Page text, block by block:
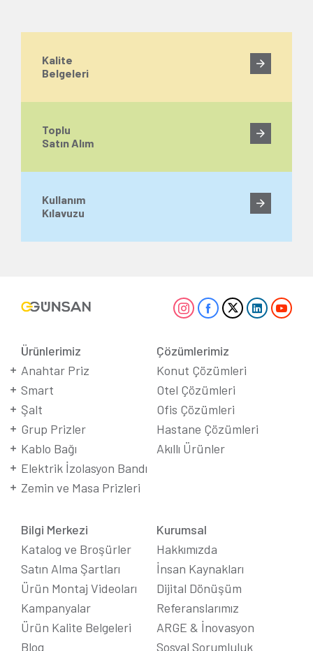
Kalite
Belgeleri
Toplu
Satın Alım
Kullanım
Kılavuzu
Ürünlerimiz
Anahtar Priz
Smart
Şalt
Grup Prizler
Kablo Bağı
Elektrik İzolasyon Bandı
Zemin ve Masa Prizleri
Çözümlerimiz
Konut Çözümleri
Otel Çözümleri
Ofis Çözümleri
Hastane Çözümleri
Akıllı Ürünler
Bilgi Merkezi
Katalog ve Broşürler
Satın Alma Şartları
Ürün Montaj Videoları
Kampanyalar
Ürün Kalite Belgeleri
Blog
Kurumsal
Hakkımızda
İnsan Kaynakları
Dijital Dönüşüm
Referanslarımız
ARGE & İnovasyon
Sosyal Sorumluluk